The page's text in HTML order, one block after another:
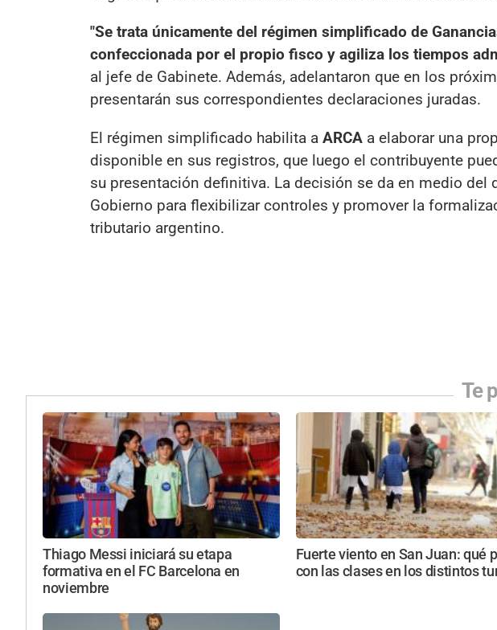
"Se trata únicamente del régimen simplificado de
confeccionada por el propio fisco y agiliza los tiempos
al jefe de Gabinete. Además, adelantaron que en los
presentarán sus correspondientes declaraciones juradas.
El régimen simplificado habilita a ARCA a elaborar una
disponible en sus registros, que luego el contribuyente
su presentación definitiva. La decisión se da en medio
Gobierno para flexibilizar controles y promover la
tributario argentino.
Te
Thiago Messi iniciará su etapa
formativa en el FC Barcelona en
noviembre
Fuerte viento en San Juan: qué
con las clases en los distintos